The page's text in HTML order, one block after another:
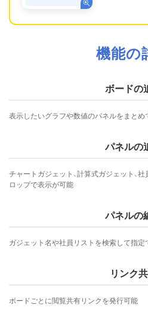
機能の
ボードの
表示したいグラフや数値のパネルをまとめ
パネルの
チャートガジェット、計算式ガジェット、
ロップで表示が可能
パネルの
ガジェット名や社員リストを検索して指定
リンク
ボードごとに閲覧共有リンクを発行可能